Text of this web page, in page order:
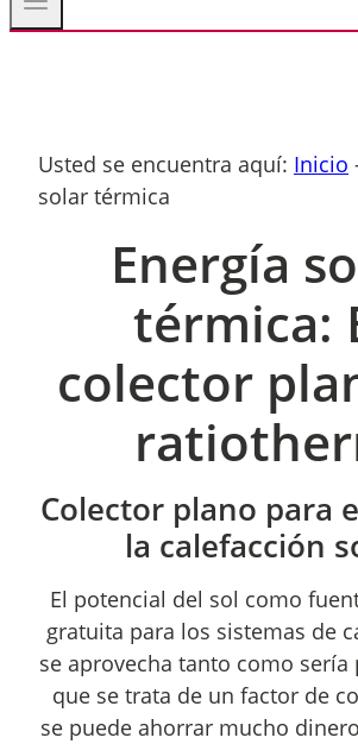
Usted se encuentra aquí: Inicio
solar térmica
Energía
térmica:
colector
Colector plano para
la calefacción
El potencial del sol como
gratuita para los sistemas de
se aprovecha tanto como sería
que se trata de un factor de
se puede ahorrar mucho